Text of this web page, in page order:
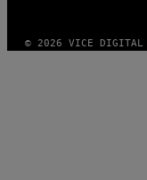
© 2026 VICE DIGITAL